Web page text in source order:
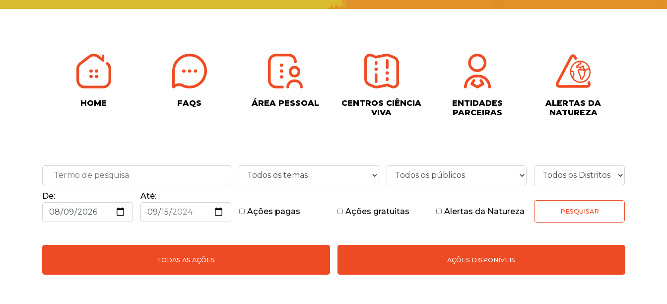
HOME FAQS ÁREA PESSOAL
CENTROS CIÊNCIA
VIVA
ENTIDADES
PARCEIRAS
ALERTAS DA
NATUREZA
De:
Até:
Ações pagas
Ações gratuitas Alertas da Natureza PESQUISAR
TODAS AS AÇÕES AÇÕES DISPONÍVEIS